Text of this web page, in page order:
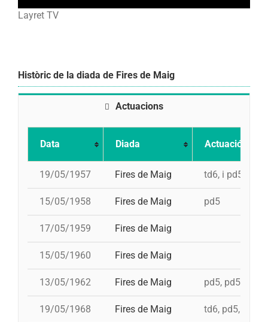
Layret TV
Històric de la diada de Fires de Maig
Actuacions
Data Diada Actuació
19/05/1957 Fires de Maig td6, i pd5
15/05/1958 Fires de Maig pd5
17/05/1959 Fires de Maig
15/05/1960 Fires de Maig
13/05/1962 Fires de Maig pd5, pd5, 3d7
19/05/1968 Fires de Maig td6, pd5, 4d7,